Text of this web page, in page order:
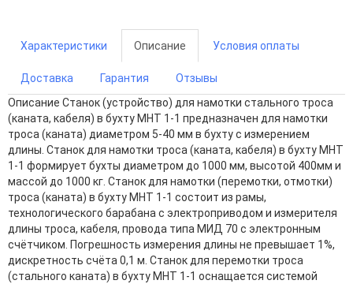
Характеристики Описание Условия оплаты
Доставка Гарантия
Отзывы
Описание Станок (устройство) для намотки стального троса
(каната, кабеля) в бухту МНТ 1-1 предназначен для намотки
троса (каната) диаметром 5-40 мм в бухту с измерением
длины. Станок для намотки троса (каната, кабеля) в бухту МНТ
1-1 формирует бухты диаметром до 1000 мм, высотой 400мм и
массой до 1000 кг. Станок для намотки (перемотки, отмотки)
троса (каната) в бухту МНТ 1-1 состоит из рамы,
технологического барабана с электроприводом и измерителя
длины троса, кабеля, провода типа МИД 70 с электронным
счётчиком. Погрешность измерения длины не превышает 1%,
дискретность счёта 0,1 м. Станок для перемотки троса
(стального каната) в бухту МНТ 1-1 оснащается системой